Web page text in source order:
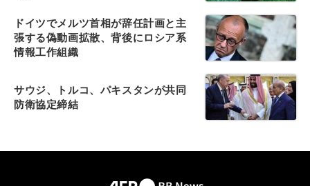
ドイツでメルツ首相が辞任計画と主
張する偽動画拡散、背後にロシア系
情報工作組織
サウジ、トルコ、パキスタンが共同
防衛協定締結